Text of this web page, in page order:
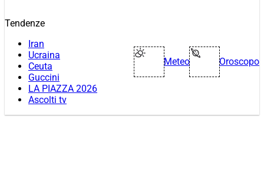
Tendenze
Iran
Ucraina
Ceuta
Guccini
LA PIAZZA 2026
Ascolti tv
Meteo Oroscopo